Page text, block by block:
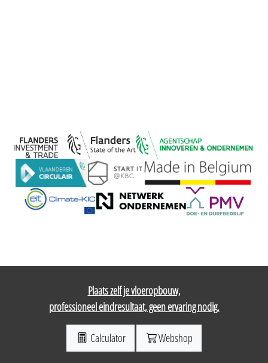
Plaats zelf je vloeropbouw,
professioneel eindresultaat, geen ervaring nodig.
Calculator Webshop